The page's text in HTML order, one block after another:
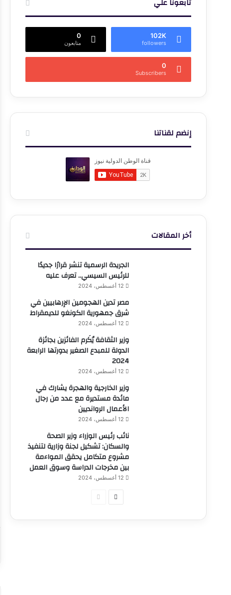
تابعونا علي
102K
followers
0
متابعون
0
Subscribers
إنضم لقناتنا
أخر المقالات
الجريدة الرسمية تنشر قرارًا جديدًا
للرئيس السيسي.. تعرف عليه
12 أغسطس، 2024
مصر تدين الهجومين الإرهابيين في
شرق جمهورية الكونغو للديمقراط
12 أغسطس، 2024
وزير الثقافة يُكَرم الفائزين بجائزة
الدولة للمبدع الصغير بدورتها الرابعة
2024
12 أغسطس، 2024
وزير الخارجية والهجرة يشارك في
مائدة مستديرة مع عدد من رجال
الأعمال الروانديين
12 أغسطس، 2024
نائب رئيس الوزراء وزير الصحة
والسكان: تشكيل لجنة وزارية لتنفيذ
مشروع متكامل يحقق المواءمة
بين مخرجات الدراسة وسوق العمل
12 أغسطس، 2024
الصفحةالصفحة